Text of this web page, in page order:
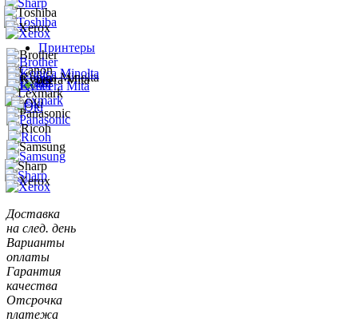
Принтеры
Доставка
на след. день
Варианты
оплаты
Гарантия
качества
Отсрочка
платежа